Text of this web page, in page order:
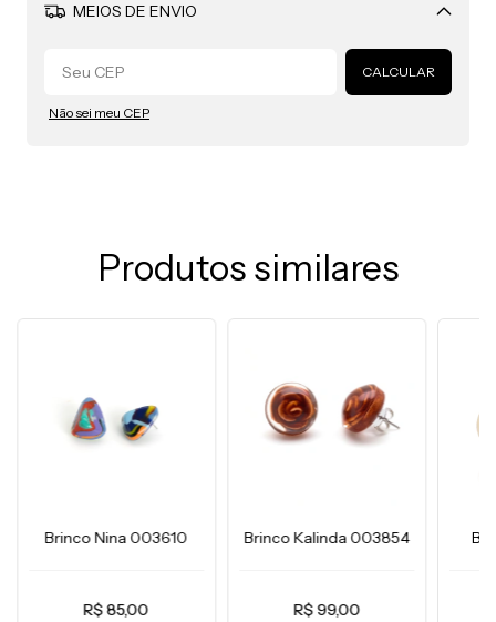
MEIOS DE ENVIO
Alterar CEP
CALCULAR
Não sei meu CEP
Produtos similares
Brinco Nina 003610
R$ 85,00
Brinco Kalinda 003854
R$ 99,00